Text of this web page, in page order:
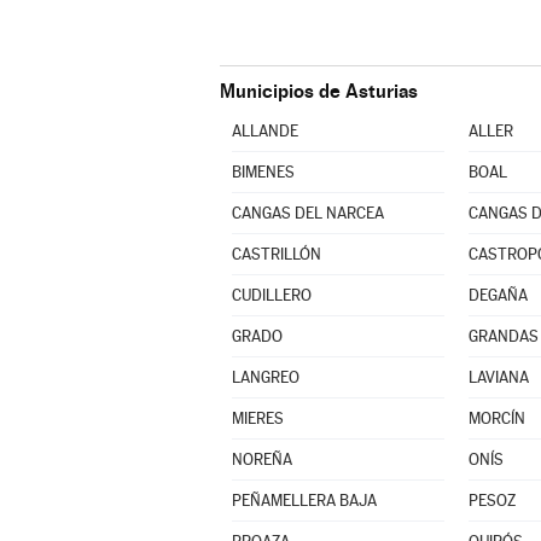
Municipios de Asturias
ALLANDE ALLER
BIMENES BOAL
CANGAS DEL NARCEA CANGAS
CASTRILLÓN
CUDILLERO DEGAÑA
GRADO
LANGREO LAVIANA
MIERES MORCÍN
NOREÑA ONÍS
PEÑAMELLERA BAJA PESOZ